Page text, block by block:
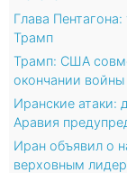
Глава
Трамп
Трамп: США
окончании
Иранские атаки:
Аравия
Иран объявил о
верховным